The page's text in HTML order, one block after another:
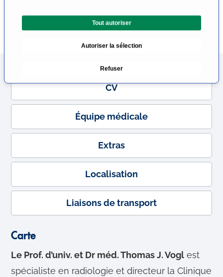
o
s
n
n
Tout autoriser
Autoriser la sélection
Refuser
Plus d'informations
CV
Équipe médicale
Extras
Localisation
Liaisons de transport
Carte
Le Prof. d’univ. et Dr méd. Thomas J. Vogl est
spécialiste en radiologie et directeur la Clinique